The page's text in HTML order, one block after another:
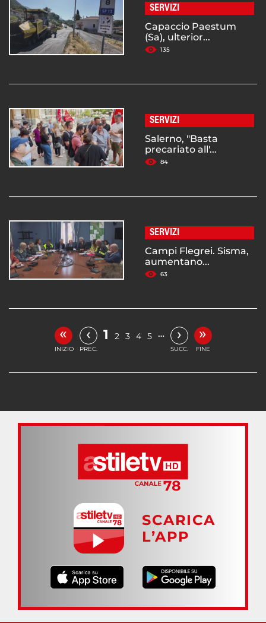
SERVIZI
Capaccio Paestum
(Sa), ulterior...
135
SERVIZI
Salerno, "Basta
precariato all'...
84
SERVIZI
Campi Flegrei. Sisma,
aumentano...
63
«
INIZIO
‹
PREC.
1 2 3 4 5 … ›
SUCC.
»
FINE
SCARICA
L’APP